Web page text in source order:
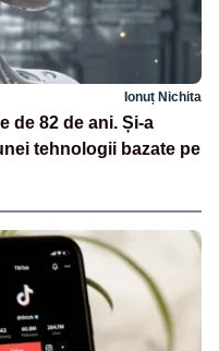
Ionuț Nichita
de 82 de ani. Și-a
tehnologii bazate pe